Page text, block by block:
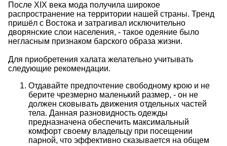
После XIX века мода получила широкое
распространение на территории нашей страны. Тренд
пришёл с Востока и затрагивал исключительно
дворянские слои населения, - такое одеяние было
негласным признаком барского образа жизни.
Для приобретения халата желательно учитывать
следующие рекомендации.
Отдавайте предпочтение свободному крою и не
берите чрезмерно маленький размер, - он не
должен сковывать движения отдельных частей
тела. Данная разновидность одежды
предназначена обеспечить максимальный
комфорт своему владельцу при посещении
парной, что эффективно сказывается на общем